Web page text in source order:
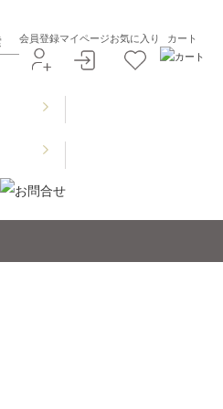
会員登録マイページお気に入り カート